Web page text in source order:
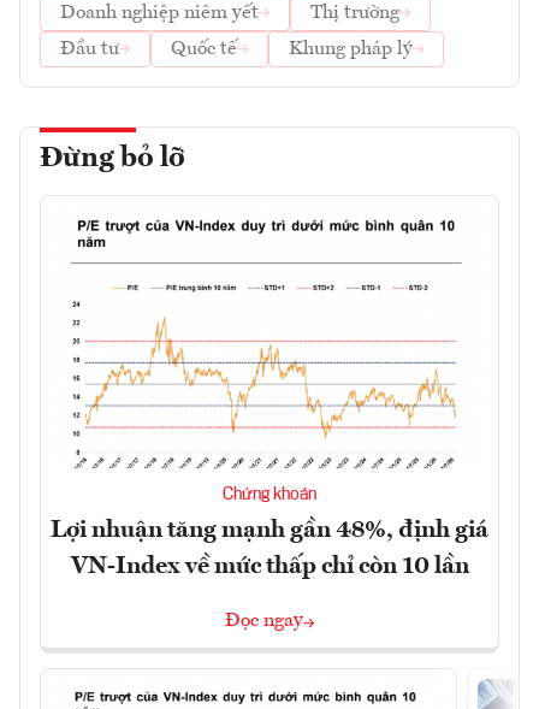
Doanh nghiệp niêm yết
Thị trường
Đầu tư
Quốc tế Khung pháp lý
Đừng bỏ lỡ
Chứng khoán
Lợi nhuận tăng mạnh gần 48%, định giá
VN-Index về mức thấp chỉ còn 10 lần
Đọc ngay